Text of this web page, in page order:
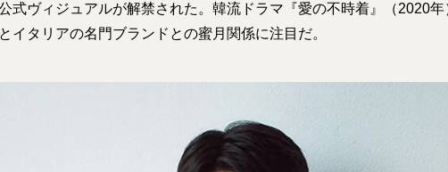
式ヴィジュアルが解禁された。韓流ドラマ『愛の不時着』（2020
イタリアの名門ブランドとの蜜月関係に注目だ。